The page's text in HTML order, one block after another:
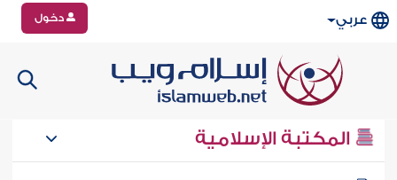
عربي دخول
المكتبة الإسلامية